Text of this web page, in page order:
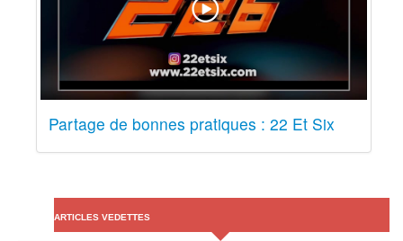
Partage de bonnes pratiques : 22 Et Six
ARTICLES VEDETTES